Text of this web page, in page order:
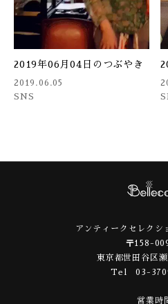
2019年06月04日のつぶやき
2019.06.05
SNS
アンティークセレク
〒158-
東京都世田谷区
Tel 03-
営業時